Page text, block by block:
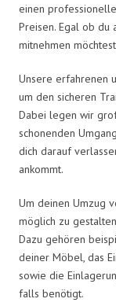
einen
Preisen. Egal ob du
mitnehmen
Unsere erfahrenen
um den sicheren
Dabei legen wir
schonenden
dich darauf
ankommt.
Um deinen Umzug
möglich zu
Dazu gehören
deiner Möbel, das
sowie die
falls benötigt.